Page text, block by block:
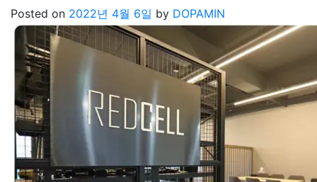
Posted on 2022년 4월 6일 by DOPAMIN